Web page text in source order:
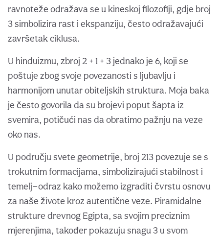
ravnoteže odražava se u kineskoj filozofiji, gdje broj
3 simbolizira rast i ekspanziju, često odražavajući
završetak ciklusa.
U hinduizmu, zbroj 2 + 1 + 3 jednako je 6, koji se
poštuje zbog svoje povezanosti s ljubavlju i
harmonijom unutar obiteljskih struktura. Moja baka
je često govorila da su brojevi poput šapta iz
svemira, potičući nas da obratimo pažnju na veze
oko nas.
U području svete geometrije, broj 213 povezuje se s
trokutnim formacijama, simbolizirajući stabilnost i
temelj—odraz kako možemo izgraditi čvrstu osnovu
za naše živote kroz autentične veze. Piramidalne
strukture drevnog Egipta, sa svojim preciznim
mjerenjima, također pokazuju snagu 3 u svom